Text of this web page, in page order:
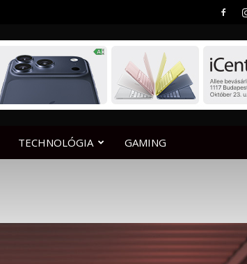
TECHNOLÓGIA GAMING